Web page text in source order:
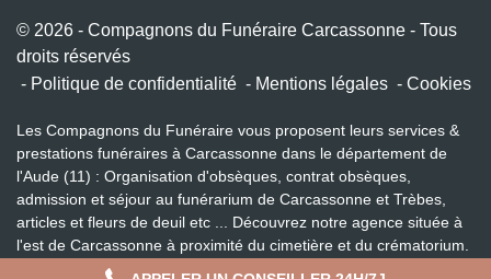
© 2026 - Compagnons du Funéraire Carcassonne - Tous
droits réservés
Politique de confidentialité
Mentions légales Cookies
Les Compagnons du Funéraire vous proposent leurs services &
prestations funéraires à Carcassonne dans le département de
l'Aude (11) : Organisation d'obsèques, contrat obsèques,
admission et séjour au funérarium de Carcassonne et Trèbes,
articles et fleurs de deuil etc ... Découvrez notre agence située à
l'est de Carcassonne à proximité du cimetière et du crématorium.